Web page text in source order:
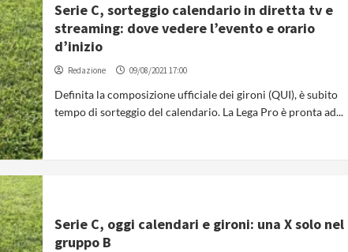
Serie C, sorteggio calendario in diretta tv e
streaming: dove vedere l’evento e orario
d’inizio
Redazione 09/08/2021 17:00
Definita la composizione ufficiale dei gironi (QUI), è subito
tempo di sorteggio del calendario. La Lega Pro è pronta ad...
Serie C, oggi calendari e gironi: una X solo nel
gruppo B